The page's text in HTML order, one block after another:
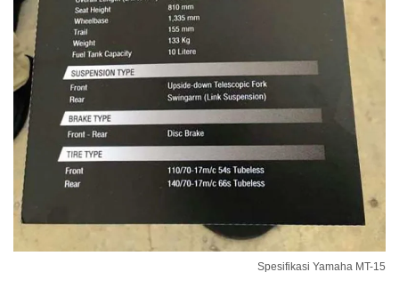
Spesifikasi Yamaha MT-15